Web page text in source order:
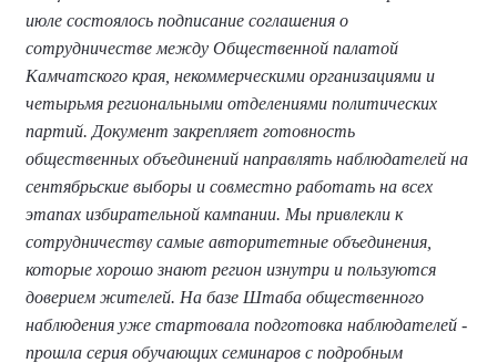
июле состоялось подписание соглашения о
сотрудничестве между Общественной палатой
Камчатского края, некоммерческими организациями и
четырьмя региональными отделениями политических
партий. Документ закрепляет готовность
общественных объединений направлять наблюдателей на
сентябрьские выборы и совместно работать на всех
этапах избирательной кампании. Мы привлекли к
сотрудничеству самые авторитетные объединения,
которые хорошо знают регион изнутри и пользуются
доверием жителей. На базе Штаба общественного
наблюдения уже стартовала подготовка наблюдателей -
прошла серия обучающих семинаров с подробным